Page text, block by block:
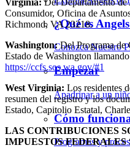
¿Qué es
Conozca Nuestro
Empezar
Apadrinar a un
Cómo
Programas y
Consumidor, Oficina de
Richmond, VA 23218.
Washington:Del Programa de
Estado de Washington
https://ccfs.sos.wa.gov/#1
West Virginia: Los residentes
resumen del registro y los
Estado, Capitolio Estatal,
LAS CONTRIBUCIONES
IMPUESTOS